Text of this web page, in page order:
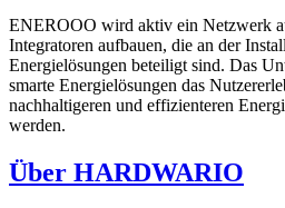
ENEROOO wird aktiv ein Netzwerk
Integratoren aufbauen, die an der
Energielösungen beteiligt sind. Das
smarte Energielösungen das
nachhaltigeren und effizienteren
werden.
Über HARDWARIO